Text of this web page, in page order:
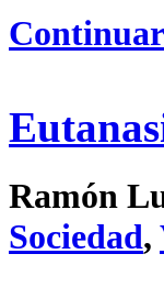
Ramón
Sociedad,